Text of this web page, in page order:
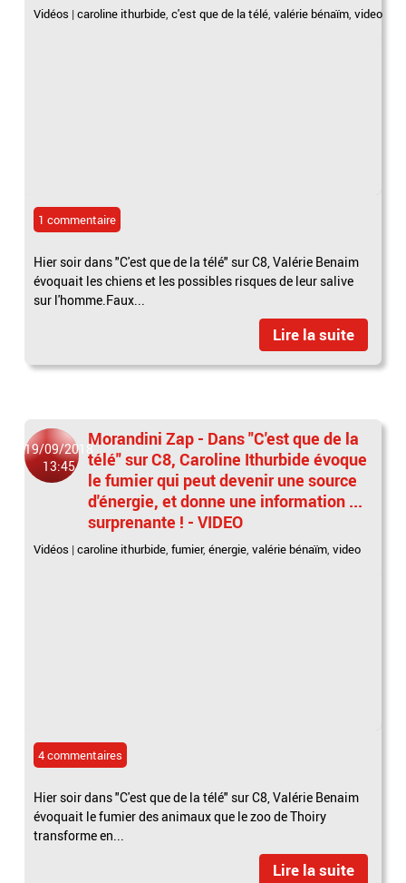
Vidéos |caroline ithurbide,c'est que de la télé,valérie bénaïm,video
1 commentaire
Hier soir dans "C'est que de la télé" sur C8, Valérie Benaim
évoquait les chiens et les possibles risques de leur salive
sur l'homme.Faux...
Lire la suite
19/09/2018
13:45
Morandini Zap - Dans "C'est que de la
télé" sur C8, Caroline Ithurbide évoque
le fumier qui peut devenir une source
d'énergie, et donne une information ...
surprenante ! - VIDEO
Vidéos |caroline ithurbide,fumier,énergie,valérie bénaïm,video
4 commentaires
Hier soir dans "C'est que de la télé" sur C8, Valérie Benaim
évoquait le fumier des animaux que le zoo de Thoiry
transforme en...
Lire la suite